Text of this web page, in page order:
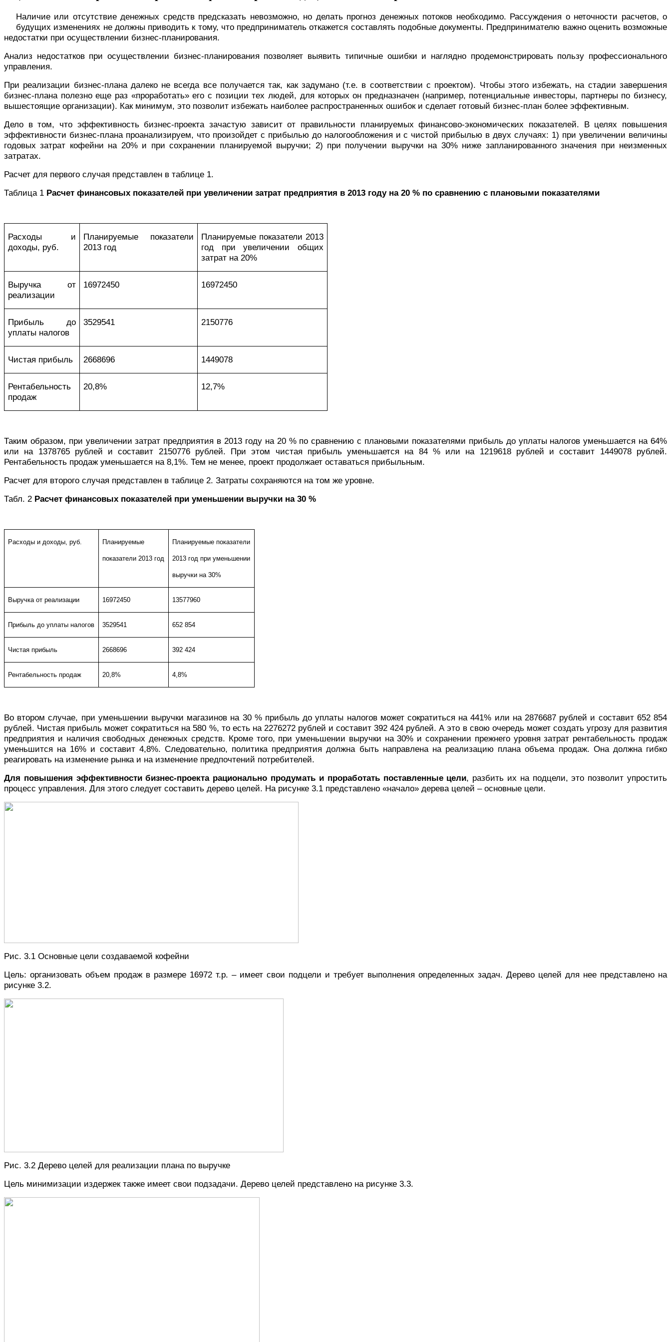
Наличие или отсутствие денежных средств предсказать невозможно, но делать прогноз денежных потоков необходимо. Рассуждения о неточности расчетов, о
будущих изменениях не должны приводить к тому, что предприниматель откажется составлять подобные документы. Предпринимателю важно оценить возможные
недостатки при осуществлении бизнес-планирования.
Анализ недостатков при осуществлении бизнес-планирования позволяет выявить типичные ошибки и наглядно продемонстрировать пользу профессионального
управления.
При реализации бизнес-плана далеко не всегда все получается так, как задумано (т.е. в соответствии с проектом). Чтобы этого избежать, на стадии завершения
бизнес-плана полезно еще раз «проработать» его с позиции тех людей, для которых он предназначен (например, потенциальные инвесторы, партнеры по бизнесу,
вышестоящие организации). Как минимум, это позволит избежать наиболее распространенных ошибок и сделает готовый бизнес-план более эффективным.
Дело в том, что эффективность бизнес-проекта зачастую зависит от правильности планируемых финансово-экономических показателей. В целях повышения
эффективности бизнес-плана проанализируем, что произойдет с прибылью до налогообложения и с чистой прибылью в двух случаях: 1) при увеличении величины
годовых затрат кофейни на 20% и при сохранении планируемой выручки; 2) при получении выручки на 30% ниже запланированного значения при неизменных
затратах.
Расчет для первого случая представлен в таблице 1.
Таблица 1 Расчет финансовых показателей при увеличении затрат предприятия в 2013 году на 20 % по сравнению с плановыми показателями
Расходы и
доходы, руб.
Планируемые показатели
2013 год
Планируемые показатели 2013
год при увеличении общих
затрат на 20%
Выручка от
реализации
16972450 16972450
Прибыль до
уплаты налогов
3529541 2150776
Чистая прибыль 2668696 1449078
Рентабельность
продаж
20,8% 12,7%
Таким образом, при увеличении затрат предприятия в 2013 году на 20 % по сравнению с плановыми показателями прибыль до уплаты налогов уменьшается на 64%
или на 1378765 рублей и составит 2150776рублей. При этом чистая прибыль уменьшается на 84 % или на 1219618 рублей и составит 1449078 рублей.
Рентабельность продаж уменьшается на 8,1%. Тем не менее, проект продолжает оставаться прибыльным.
Расчет для второго случая представлен в таблице 2. Затраты сохраняются на том же уровне.
Табл. 2 Расчет финансовых показателей при уменьшении выручки на 30 %
Расходы и доходы, руб. Планируемые
показатели 2013 год
Планируемые показатели
2013 год при уменьшении
выручки на 30%
Выручка от реализации 16972450 13577960
Прибыль до уплаты налогов 3529541 652 854
Чистая прибыль 2668696 392 424
Рентабельность продаж 20,8% 4,8%
Во втором случае, при уменьшении выручки магазинов на 30 % прибыль до уплаты налогов может сократиться на 441% или на 2876687 рублей и составит 652 854
рублей. Чистая прибыль может сократиться на 580 %, то есть на 2276272 рублей и составит392 424 рублей. А это в свою очередь может создать угрозу для развития
предприятия и наличия свободных денежных средств. Кроме того, при уменьшении выручки на 30% и сохранении прежнего уровня затрат рентабельность продаж
уменьшится на 16% и составит 4,8%. Следовательно, политика предприятия должна быть направлена на реализацию плана объема продаж. Она должна гибко
реагировать на изменение рынка и на изменение предпочтений потребителей.
Для повышения эффективности бизнес-проекта рационально продумать и проработать поставленные цели, разбить их на подцели, это позволит упростить
процесс управления. Для этого следует составить дерево целей. На рисунке 3.1 представлено «начало» дерева целей – основные цели.
Рис. 3.1 Основные цели создаваемой кофейни
Цель: организовать объем продаж в размере 16972 т.р. – имеет свои подцели и требует выполнения определенных задач. Дерево целей для нее представлено на
рисунке 3.2.
Рис. 3.2 Дерево целей для реализации плана по выручке
Цель минимизации издержек также имеет свои подзадачи. Дерево целей представлено на рисунке 3.3.